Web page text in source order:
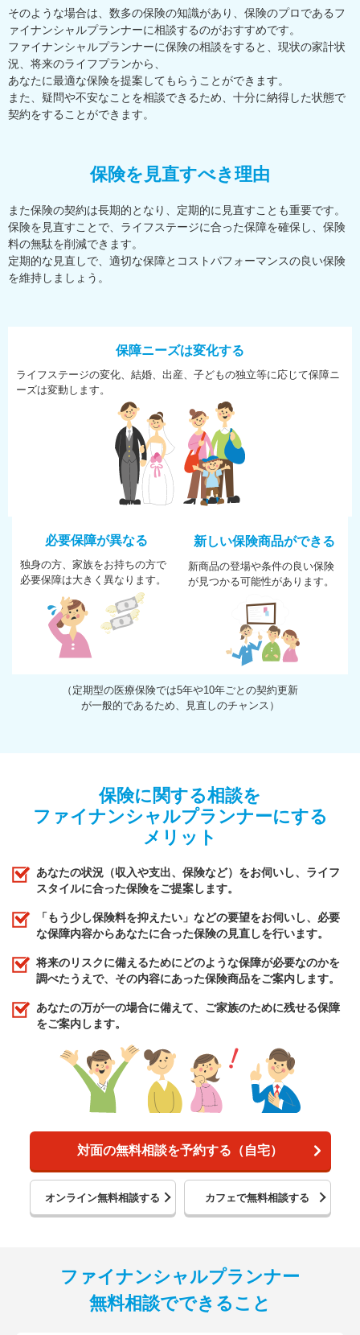
そのような場合は、数多の保険の知識があり、保険のプロであるフ
ァイナンシャルプランナーに相談するのがおすすめです。
ファイナンシャルプランナーに保険の相談をすると、現状の家計状
況、将来のライフプランから、
あなたに最適な保険を提案してもらうことができます。
また、疑問や不安なことを相談できるため、十分に納得した状態で
契約をすることができます。
保険を見直すべき理由
また保険の契約は長期的となり、定期的に見直すことも重要です。
保険を見直すことで、ライフステージに合った保障を確保し、保険
料の無駄を削減できます。
定期的な見直しで、適切な保障とコストパフォーマンスの良い保険
を維持しましょう。
保障ニーズは変化する
ライフステージの変化、結婚、 出産、子どもの独立等に応じて保障ニ
ーズは変動します。
必要保障が異なる
独身の方、家族をお持ちの方で
必要保障は大きく異なります。
新しい保険商品ができる
新商品の登場や条件の良い保険
が見つかる可能性があります。
（定期型の医療保険では5年や10年ごとの契約更新
が一般的であるため、見直しのチャンス）
保険に関する相談を
ファイナンシャルプランナーにする
メリット
あなたの状況（収入や支出、保険など）をお伺いし、ライフ
スタイルに合った保険をご提案します。
「もう少し保険料を抑えたい」などの要望をお伺いし、必要
な保障内容からあなたに合った保険の見直しを行います。
将来のリスクに備えるためにどのような保障が必要なのかを
調べたうえで、その内容にあった保険商品をご案内します。
あなたの万が一の場合に備えて、ご家族のために残せる保障
をご案内します。
対面の無料相談を予約する（自宅）
オンライン無料相談する カフェで無料相談する
ファイナンシャルプランナー
無料相談でできること